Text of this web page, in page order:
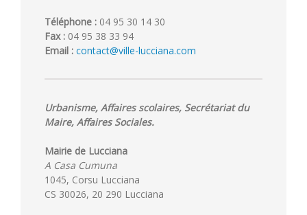
Téléphone : 04 95 30 14 30
Fax : 04 95 38 33 94
Email : contact@ville-lucciana.com
Urbanisme, Affaires scolaires, Secrétariat du
Maire, Affaires Sociales.
Mairie de Lucciana
A Casa Cumuna
1045, Corsu Lucciana
CS 30026, 20 290 Lucciana